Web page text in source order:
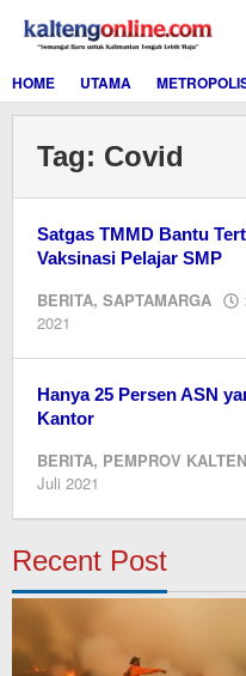
konten
HOME
UTAMA
Tag: Covid
Satgas TMMD Bantu
Vaksinasi Pelajar SMP
BERITA, SAPTAMARGA
2021
Hanya 25 Persen ASN
Kantor
BERITA, PEMPROV
Juli 2021
Recent Post